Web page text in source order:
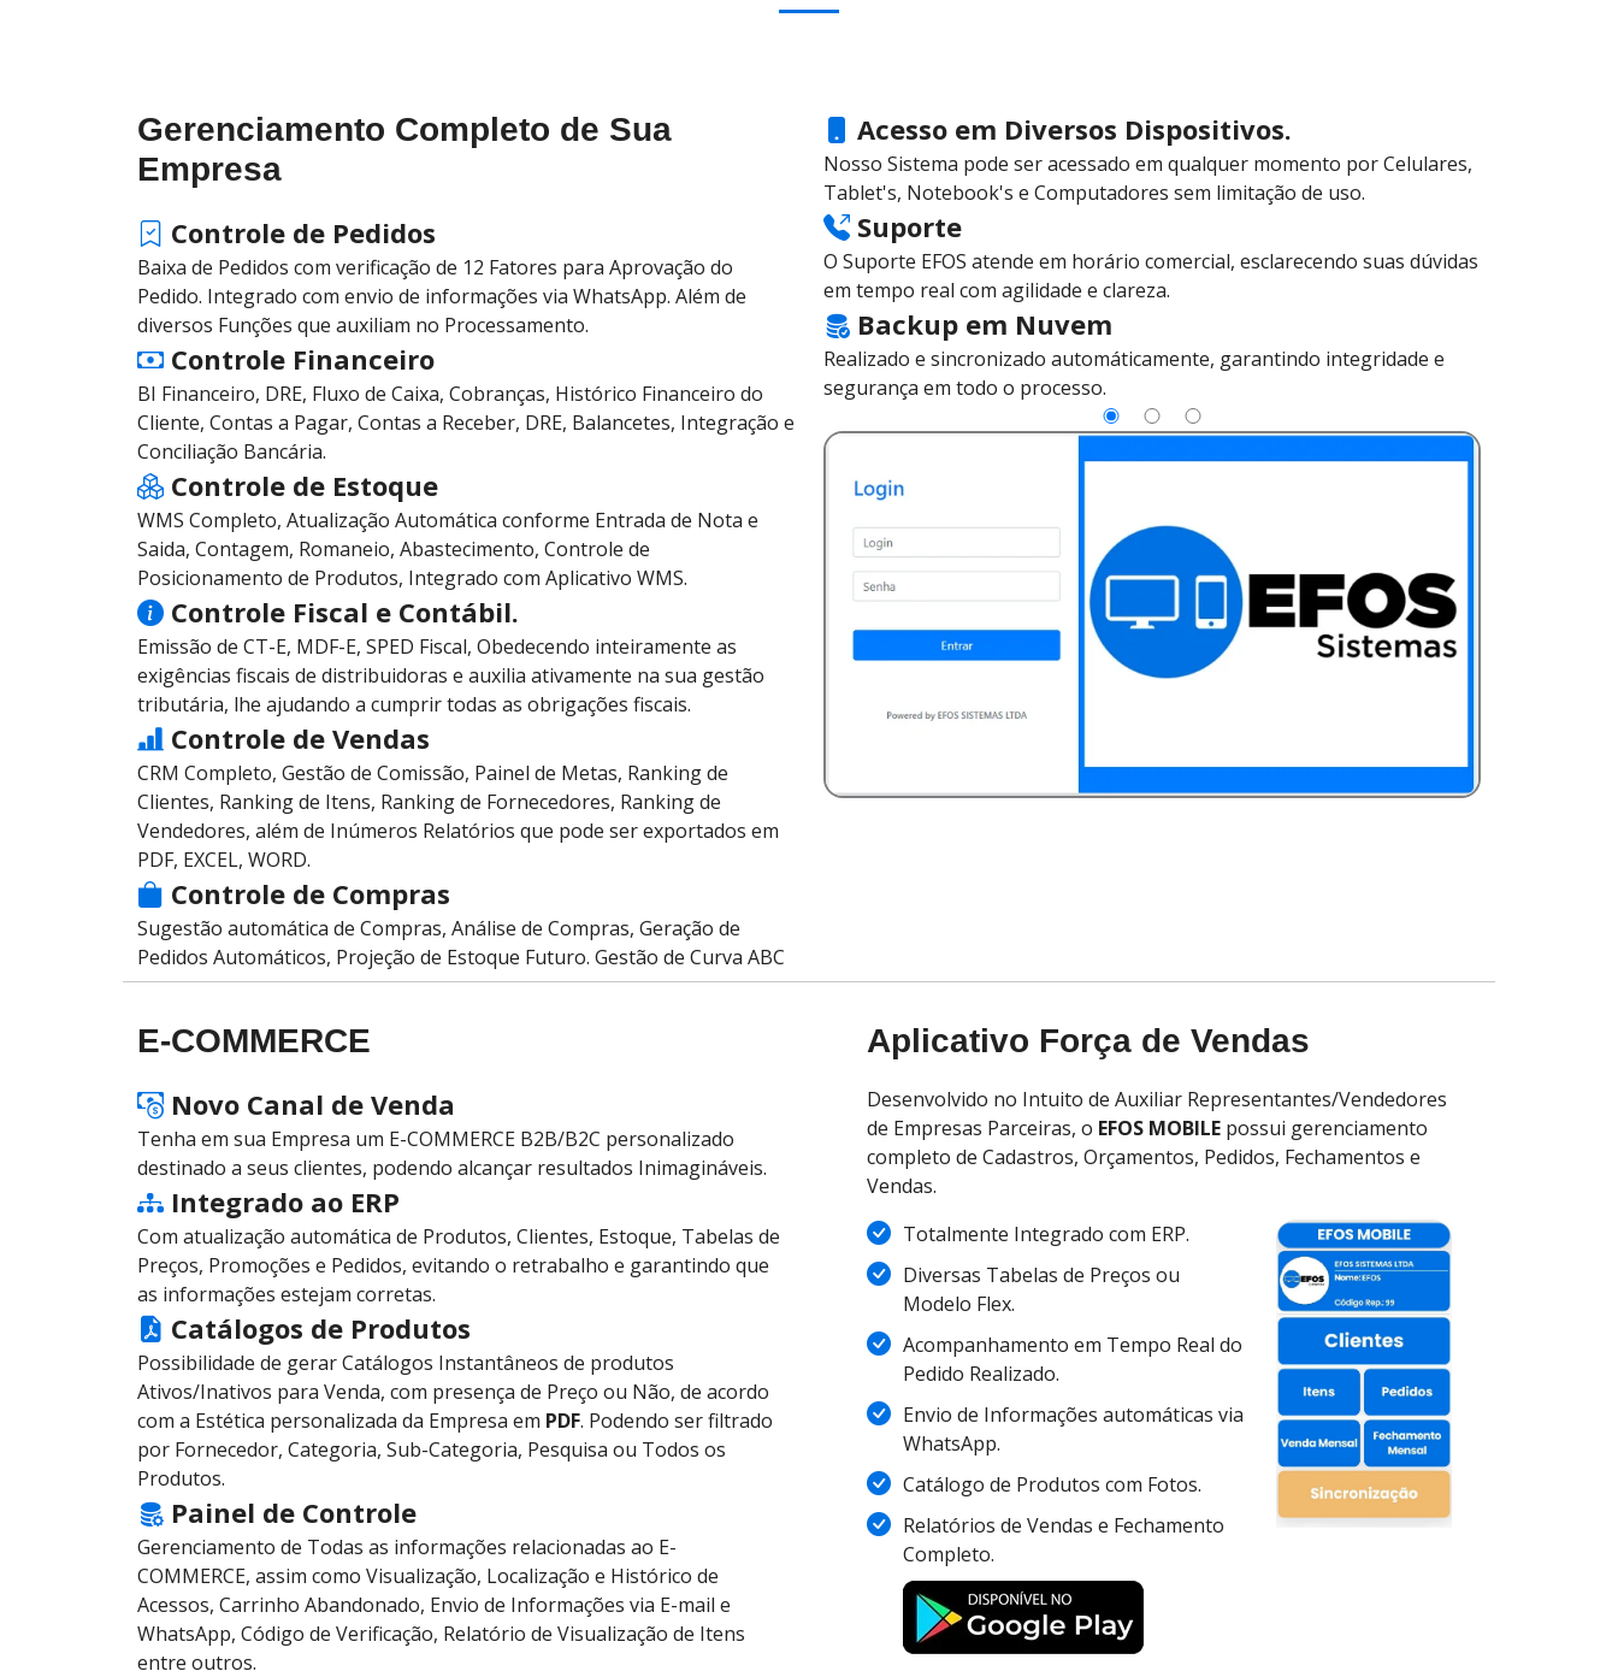
Gerenciamento Completo de Sua
Empresa
Controle de Pedidos
Baixa de Pedidos com verificação de 12 Fatores para Aprovação do
Pedido. Integrado com envio de informações via WhatsApp. Além de
diversos Funções que auxiliam no Processamento.
Controle Financeiro
BI Financeiro, DRE, Fluxo de Caixa, Cobranças, Histórico Financeiro do
Cliente, Contas a Pagar, Contas a Receber, DRE, Balancetes, Integração e
Conciliação Bancária.
Controle de Estoque
WMS Completo, Atualização Automática conforme Entrada de Nota e
Saida, Contagem, Romaneio, Abastecimento, Controle de
Posicionamento de Produtos, Integrado com Aplicativo WMS.
Controle Fiscal e Contábil.
Emissão de CT-E, MDF-E, SPED Fiscal, Obedecendo inteiramente as
exigências fiscais de distribuidoras e auxilia ativamente na sua gestão
tributária, lhe ajudando a cumprir todas as obrigações fiscais.
Controle de Vendas
CRM Completo, Gestão de Comissão, Painel de Metas, Ranking de
Clientes, Ranking de Itens, Ranking de Fornecedores, Ranking de
Vendedores, além de Inúmeros Relatórios que pode ser exportados em
PDF, EXCEL, WORD.
Controle de Compras
Sugestão automática de Compras, Análise de Compras, Geração de
Pedidos Automáticos, Projeção de Estoque Futuro. Gestão de Curva ABC
Acesso em Diversos Dispositivos.
Nosso Sistema pode ser acessado em qualquer momento por Celulares,
Tablet's, Notebook's e Computadores sem limitação de uso.
Suporte
O Suporte EFOS atende em horário comercial, esclarecendo suas dúvidas
em tempo real com agilidade e clareza.
Backup em Nuvem
Realizado e sincronizado automáticamente, garantindo integridade e
segurança em todo o processo.
E-COMMERCE
Novo Canal de Venda
Tenha em sua Empresa um E-COMMERCE B2B/B2C personalizado
destinado a seus clientes, podendo alcançar resultados Inimagináveis.
Integrado ao ERP
Com atualização automática de Produtos, Clientes, Estoque, Tabelas de
Preços, Promoções e Pedidos, evitando o retrabalho e garantindo que
as informações estejam corretas.
Catálogos de Produtos
Possibilidade de gerar Catálogos Instantâneos de produtos
Ativos/Inativos para Venda, com presença de Preço ou Não, de acordo
com a Estética personalizada da Empresa em PDF. Podendo ser filtrado
por Fornecedor, Categoria, Sub-Categoria, Pesquisa ou Todos os
Produtos.
Painel de Controle
Gerenciamento de Todas as informações relacionadas ao E-
COMMERCE, assim como Visualização, Localização e Histórico de
Acessos, Carrinho Abandonado, Envio de Informações via E-mail e
WhatsApp, Código de Verificação, Relatório de Visualização de Itens
entre outros.
Aplicativo Força de Vendas
Desenvolvido no Intuito de Auxiliar Representantes/Vendedores
de Empresas Parceiras, o EFOS MOBILE possui gerenciamento
completo de Cadastros, Orçamentos, Pedidos, Fechamentos e
Vendas.
Totalmente Integrado com ERP.
Diversas Tabelas de Preços ou
Modelo Flex.
Acompanhamento em Tempo Real do
Pedido Realizado.
Envio de Informações automáticas via
WhatsApp.
Catálogo de Produtos com Fotos.
Relatórios de Vendas e Fechamento
Completo.